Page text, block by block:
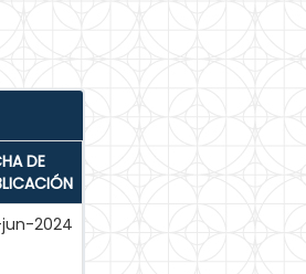
DE
jun-2024